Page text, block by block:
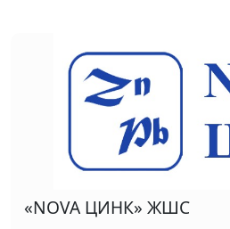
«NOVA ЦИНК» ЖШС